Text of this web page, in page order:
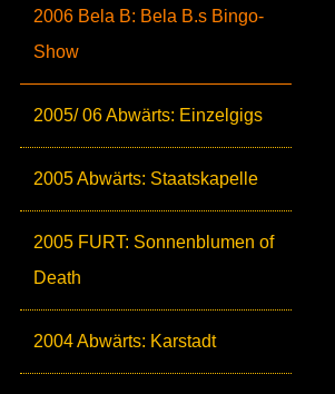
2006 Bela B: Bela B.s Bingo-
Show
2005/ 06 Abwärts: Einzelgigs
2005 Abwärts: Staatskapelle
2005 FURT: Sonnenblumen of
Death
2004 Abwärts: Karstadt